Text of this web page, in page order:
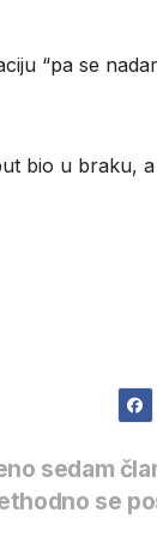
“pa se
bio u braku,
sedam
se